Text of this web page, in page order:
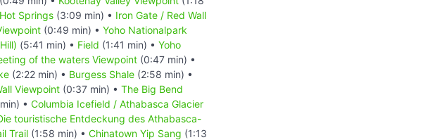
Springs (3:09 min) • Iron Gate / Red Wall
(0:49 min) • Yoho Nationalpark
(5:41 min) • Field (1:41 min) • Yoho
of the waters Viewpoint (0:47 min) •
(2:22 min) • Burgess Shale (2:58 min) •
Viewpoint (0:37 min) • The Big Bend
• Columbia Icefield / Athabasca Glacier
touristische Entdeckung des Athabasca-
Trail (1:58 min) • Chinatown Yip Sang (1:13